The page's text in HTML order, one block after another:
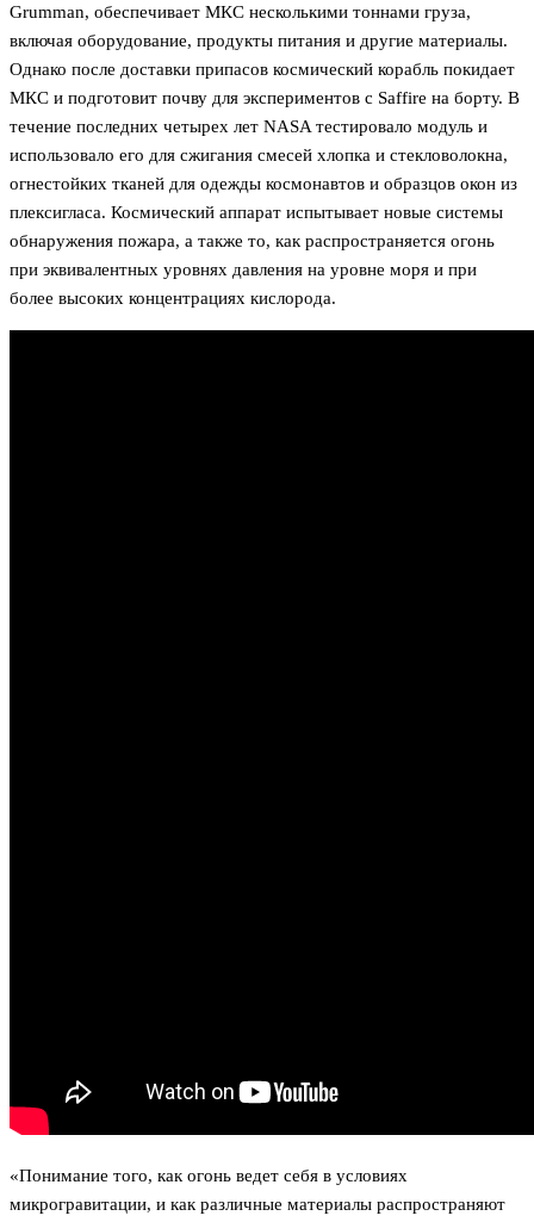
Grumman, обеспечивает МКС несколькими тоннами груза,
включая оборудование, продукты питания и другие материалы.
Однако после доставки припасов космический корабль покидает
МКС и подготовит почву для экспериментов с Saffire на борту. В
течение последних четырех лет NASA тестировало модуль и
использовало его для сжигания смесей хлопка и стекловолокна,
огнестойких тканей для одежды космонавтов и образцов окон из
плексигласа. Космический аппарат испытывает новые системы
обнаружения пожара, а также то, как распространяется огонь
при эквивалентных уровнях давления на уровне моря и при
более высоких концентрациях кислорода.
«Понимание того, как огонь ведет себя в условиях
микрогравитации, и как различные материалы распространяют